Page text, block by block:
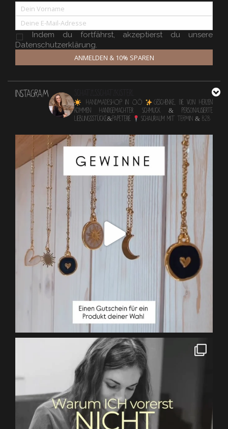
Indem du fortfährst, akzeptierst du unsere
Datenschutzerklärung.
ANMELDEN & 10% SPAREN
INSTAGRAM
HANDMADESHOP in OÖ
Geschenke, die von Herzen
kommen Handgemachter Schmuck & personalisierte
Lieblingsstücke&Papeterie
Schauraum mit TERMIN & B2B